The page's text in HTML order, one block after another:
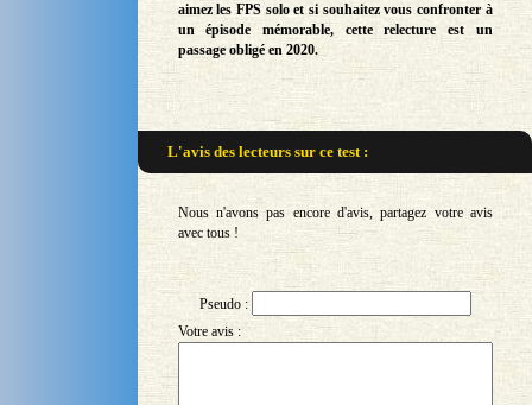
aimez les FPS solo et si souhaitez vous confronter à
un épisode mémorable, cette relecture est un
passage obligé en 2020.
L'avis des lecteurs surce test :
Nous n'avons pas encore d'avis, partagez votre avis
avec tous !
Pseudo :
Votre avis :